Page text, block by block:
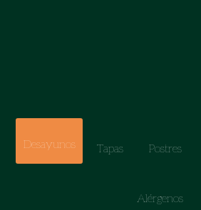
Desayunos Tapas Postres
Alérgenos